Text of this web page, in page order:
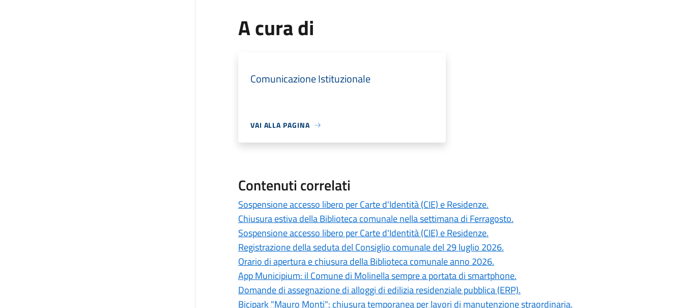
A cura di
Comunicazione Istituzionale
VAI ALLA PAGINA
Contenuti correlati
Sospensione accesso libero per Carte d'Identità (CIE) e Residenze.
Chiusura estiva della Biblioteca comunale nella settimana di Ferragosto.
Sospensione accesso libero per Carte d'Identità (CIE) e Residenze.
Registrazione della seduta del Consiglio comunale del 29 luglio 2026.
Orario di apertura e chiusura della Biblioteca comunale anno 2026.
App Municipium: il Comune di Molinella sempre a portata di smartphone.
Domande di assegnazione di alloggi di edilizia residenziale pubblica (ERP).
Bicipark "Mauro Monti": chiusura temporanea per lavori di manutenzione straordinaria.